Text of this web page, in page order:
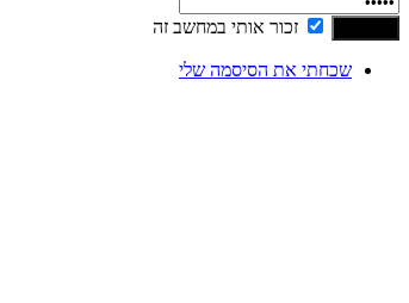
זכור אותי במחשב זה
שכחתי את הסיסמה שלי